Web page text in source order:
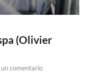
(Olivier
comentario